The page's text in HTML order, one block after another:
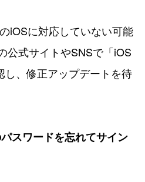
iOSに対応していない可能
公式サイトやSNSで「iOS
、修正アップデートを待
スワードを忘れてサイン